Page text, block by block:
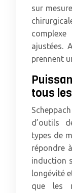
sur
ajustées.
prennent
tous
d’outils
types de
répondre
induction
longévité
que les